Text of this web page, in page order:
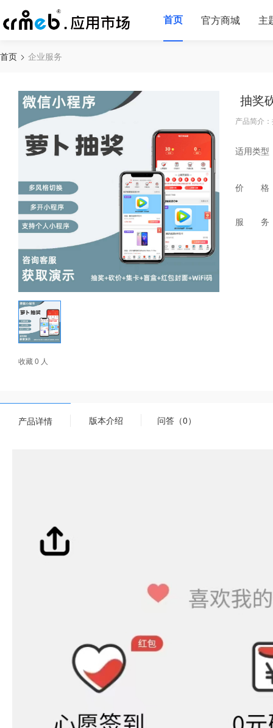
首页 官方商城 主
首页 企业服务
收藏 0 人
抽奖
产品简介
适用类型
价 格
服 务
产品详情 版本介绍 问答（0）